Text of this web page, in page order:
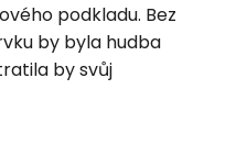
podkladu. Bez
by byla hudba
by svůj